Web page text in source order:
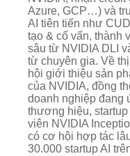
Azure, GCP…) và
AI tiên tiến như
tạo & cố vấn, thành
sâu từ NVIDIA DLI
từ chuyên gia. Về
hội giới thiệu sản
của NVIDIA, đồng
doanh nghiệp đang
thương hiệu,
viên NVIDIA
có cơ hội hợp tác
30.000 startup AI